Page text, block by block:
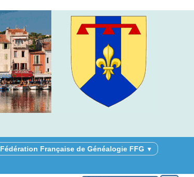
Fédération Française de Généalogie FFG ▼